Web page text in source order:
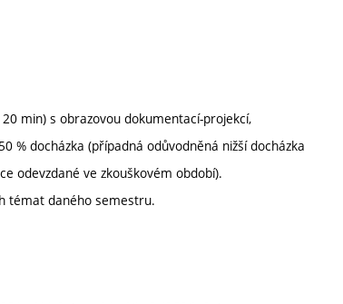
min) s obrazovou dokumentací-projekcí,
% docházka (případná odůvodněná nižší docházka
odevzdané ve zkouškovém období).
témat daného semestru.